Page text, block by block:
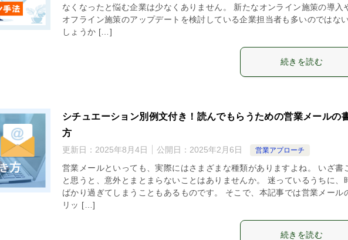
なくなったと悩む企業は少なくありません。 新たなオンライン施策の導入
オフライン施策のアップデートを検討している企業担当者も多いのではな
しょうか […]
続きを読む
シチュエーション別例文付き！読んでもらうための営業メールの
方
更新日： 2025年8月4日 公開日： 2025年2月6日 営業アプローチ
営業メールといっても、実際にはさまざまな種類がありますよね。 いざ書
と思うと、意外とまとまらないことはありませんか。 迷っているうちに、
ばかり過ぎてしまうこともあるものです。 そこで、本記事では営業メール
リッ […]
続きを読む